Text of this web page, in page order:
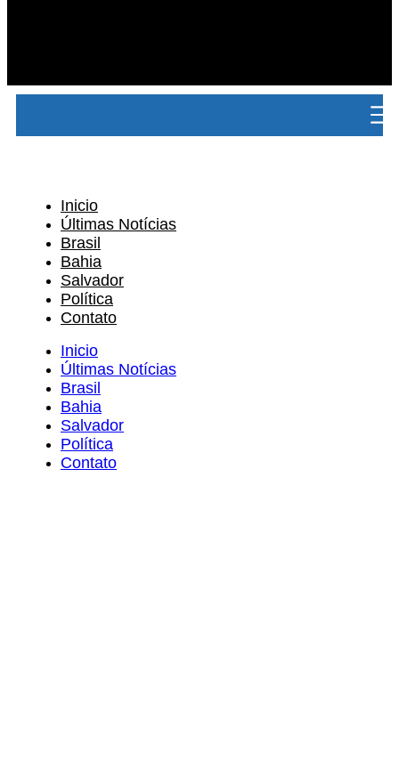
Inicio
Últimas Notícias
Brasil
Bahia
Salvador
Política
Contato
Inicio
Últimas Notícias
Brasil
Bahia
Salvador
Política
Contato